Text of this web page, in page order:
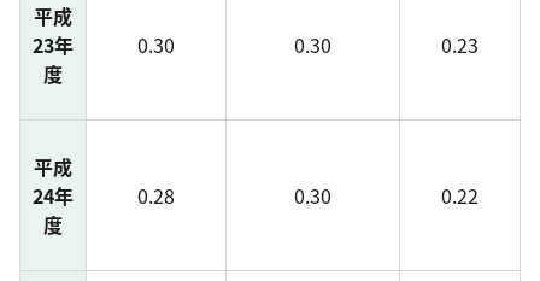
平成
23年
度
0.30 0.30 0.23
平成
24年
度
0.28 0.30 0.22